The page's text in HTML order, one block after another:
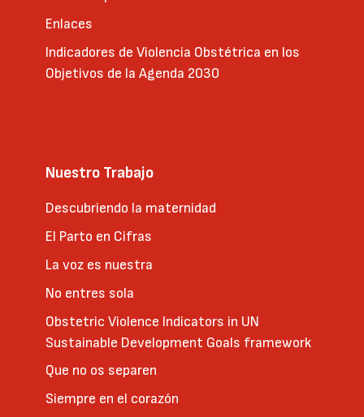
Enlaces
Indicadores de Violencia Obstétrica en los
Objetivos de la Agenda 2030
Nuestro Trabajo
Descubriendo la maternidad
El Parto en Cifras
La voz es nuestra
No entres sola
Obstetric Violence Indicators in UN
Sustainable Development Goals framework
Que no os separen
Siempre en el corazón